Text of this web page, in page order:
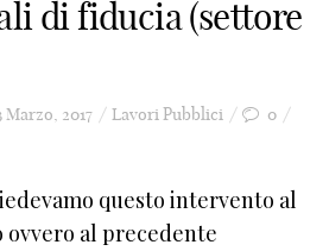
di fiducia (settore
Marzo, 2017 Lavori Pubblici
0
questo intervento al
al precedente